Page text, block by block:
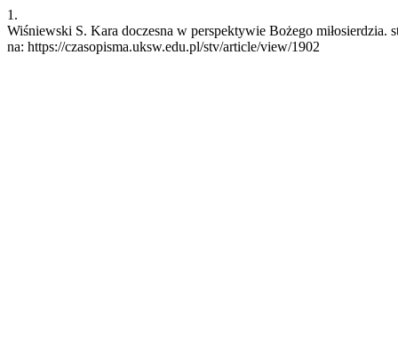
1.
Wiśniewski S. Kara doczesna w perspektywie Bożego
na: https://czasopisma.uksw.edu.pl/stv/article/view/1902